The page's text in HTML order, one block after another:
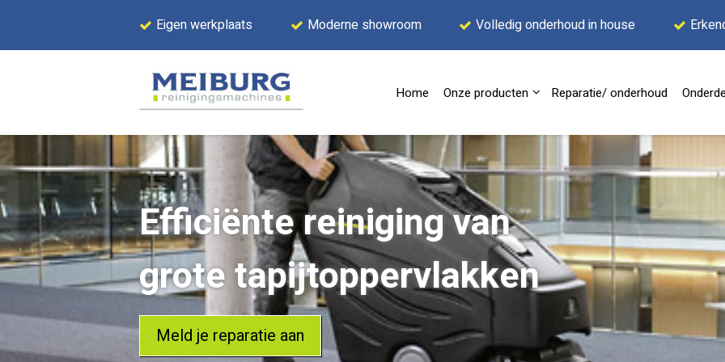
Eigen werkplaats Moderne showroom Volledig onderhoud in house
Home Onze producten Reparatie/ onderhoud
Efficiënte reiniging van
grote tapijtoppervlakken
Meld je reparatie aan